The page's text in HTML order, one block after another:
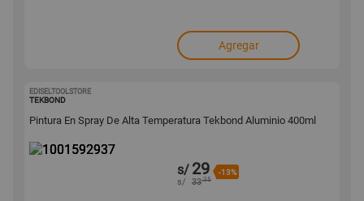
Agregar
EDISELTOOLSTORE
TEKBOND
Pintura En Spray De Alta Temperatura Tekbond Aluminio 400ml
s/ 29 -13%
s/ 33.35